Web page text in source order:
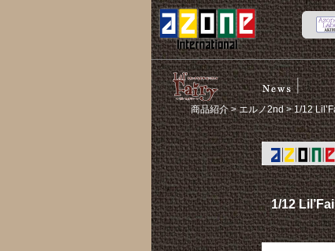
リルフェア
リー
News
商品紹介>エルノ2nd> 1/12
1/12